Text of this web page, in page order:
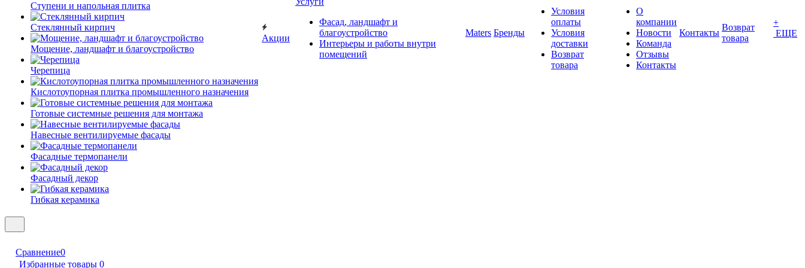
Ступени и напольная плитка
Cтеклянный кирпич
Мощение, ландшафт и благоустройство
Черепица
Кислотоупорная плитка промышленного назначения
Готовые системные решения для монтажа
Навесные вентилируемые фасады
Фасадные термопанели
Фасадный декор
Гибкая керамика
Акции
Фасад, ландшафт и
благоустройство
Интерьеры и работы внутри
помещений
Maters Бренды
Условия
оплаты
Условия
доставки
Возврат
товара
О
компании
Новости
Команда
Отзывы
Контакты
Контакты
Возврат
товара
+
ЕЩЕ
Сравнение0
Избранные товары 0